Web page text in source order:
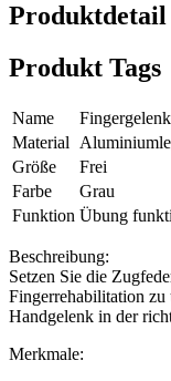
Produktdetail
Produkt Tags
Name
Material
Größe
Frei
Farbe
Grau
Funktion Übung
Beschreibung:
Setzen Sie die
Fingerrehabilitation zu
Handgelenk in der
Merkmale: